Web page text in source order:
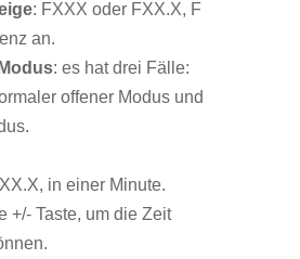
: FXXX oder FXX.X, F
an.
: es hat drei Fälle:
offener Modus und
in einer Minute.
+/- Taste, um die Zeit